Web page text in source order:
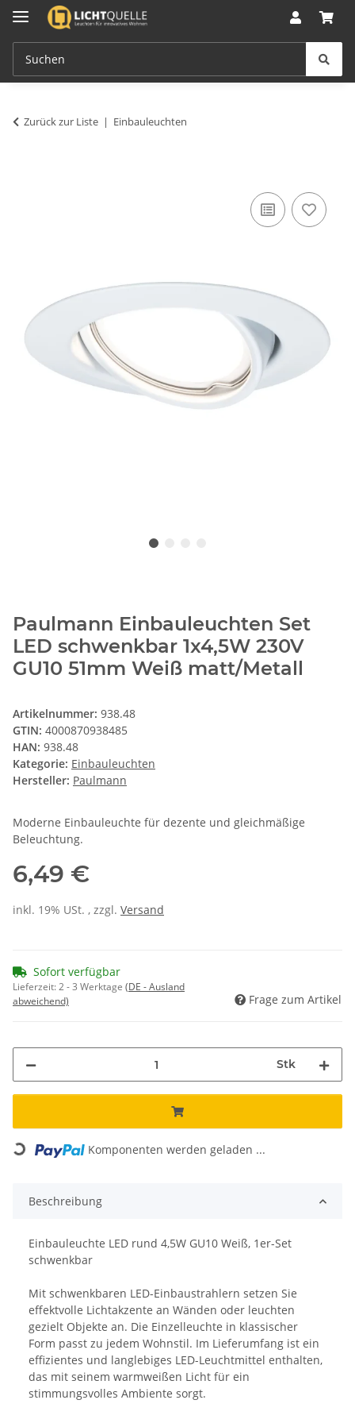
Zurück zur Liste Einbauleuchten
Paulmann Einbauleuchten Set
LED schwenkbar 1x4,5W 230V
GU10 51mm Weiß matt/Metall
Artikelnummer: 938.48
GTIN: 4000870938485
HAN: 938.48
Kategorie: Einbauleuchten
Hersteller: Paulmann
Moderne Einbauleuchte für dezente und gleichmäßige
Beleuchtung.
6,49 €
inkl. 19% USt. , zzgl. Versand
Sofort verfügbar
Lieferzeit:2 - 3 Werktage (DE - Ausland
abweichend)
Frage zum Artikel
Stk
Loading... Komponenten werden geladen ...
Beschreibung
Einbauleuchte LED rund 4,5W GU10 Weiß, 1er-Set
schwenkbar
Mit schwenkbaren LED-Einbaustrahlern setzen Sie
effektvolle Lichtakzente an Wänden oder leuchten
gezielt Objekte an. Die Einzelleuchte in klassischer
Form passt zu jedem Wohnstil. Im Lieferumfang ist ein
effizientes und langlebiges LED-Leuchtmittel enthalten,
das mit seinem warmweißen Licht für ein
stimmungsvolles Ambiente sorgt.